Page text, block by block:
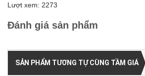
Lượt xem: 2273
Đánh giá sản phẩm
SẢN PHẨM TƯƠNG TỰ CÙNG TẦM GIÁ